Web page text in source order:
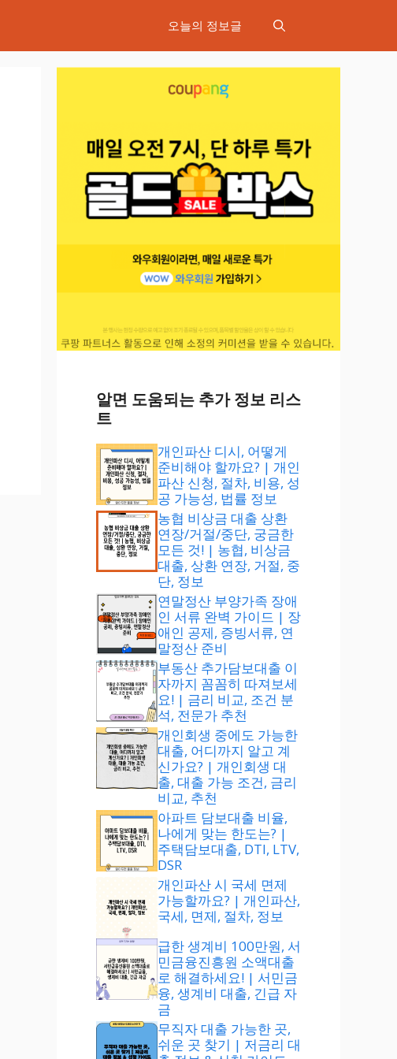
오늘의 정보글
알면 도움되는 추가 정보 리스
트
개인파산 디시, 어떻게
준비해야 할까요? | 개인
파산 신청, 절차, 비용, 성
공 가능성, 법률 정보
농협 비상금 대출 상환
연장/거절/중단, 궁금한
모든 것! | 농협, 비상금
대출, 상환 연장, 거절, 중
단, 정보
연말정산 부양가족 장애
인 서류 완벽 가이드 | 장
애인 공제, 증빙서류, 연
말정산 준비
부동산 추가담보대출 이
자까지 꼼꼼히 따져보세
요! | 금리 비교, 조건 분
석, 전문가 추천
개인회생 중에도 가능한
대출, 어디까지 알고 계
신가요? | 개인회생 대
출, 대출 가능 조건, 금리
비교, 추천
아파트 담보대출 비율,
나에게 맞는 한도는? |
주택담보대출, DTI, LTV,
DSR
개인파산 시 국세 면제
가능할까요? | 개인파산,
국세, 면제, 절차, 정보
급한 생계비 100만원, 서
민금융진흥원 소액대출
로 해결하세요! | 서민금
융, 생계비 대출, 긴급 자
금
무직자 대출 가능한 곳,
쉬운 곳 찾기 | 저금리 대